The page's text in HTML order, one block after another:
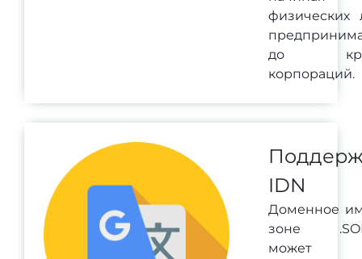
до
корпораций.
IDN
Доменное
зоне
может